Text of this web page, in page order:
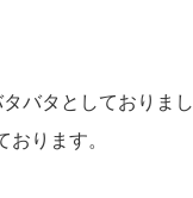
バタとしておりま
ります。